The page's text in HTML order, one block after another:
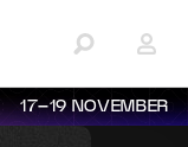
17–19 NOVEMBER